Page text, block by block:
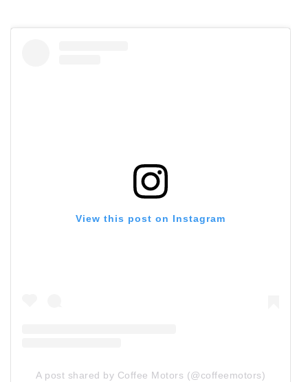
View this post on Instagram
A post shared by Coffee Motors (@coffeemotors)